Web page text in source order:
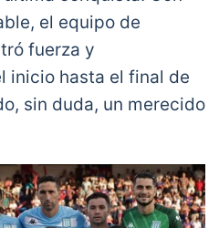
el equipo de
fuerza y
inicio hasta el final de
sin duda, un merecido